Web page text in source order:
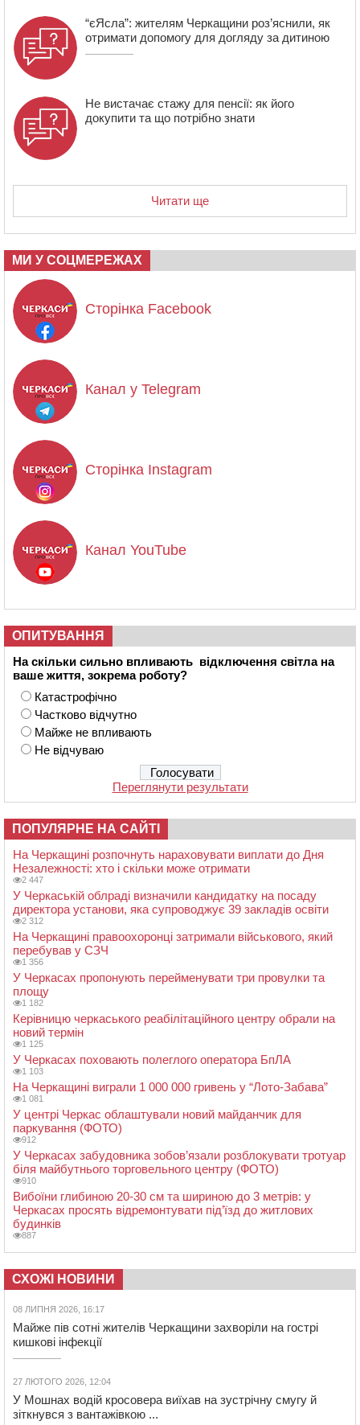
“єЯсла”: жителям Черкащини роз’яснили, як
отримати допомогу для догляду за дитиною
Не вистачає стажу для пенсії: як його
докупити та що потрібно знати
Читати ще
МИ У СОЦМЕРЕЖАХ
Сторінка Facebook
Канал у Telegram
Сторінка Instagram
Канал YouTube
ОПИТУВАННЯ
На скільки сильно впливають відключення світла на
ваше життя, зокрема роботу?
Катастрофічно
Частково відчутно
Майже не впливають
Не відчуваю
Переглянути результати
ПОПУЛЯРНЕ НА САЙТІ
На Черкащині розпочнуть нараховувати виплати до Дня
Незалежності: хто і скільки може отримати
2 447
У Черкаській облраді визначили кандидатку на посаду
директора установи, яка супроводжує 39 закладів освіти
2 312
На Черкащині правоохоронці затримали військового, який
перебував у СЗЧ
1 356
У Черкасах пропонують перейменувати три провулки та
площу
1 182
Керівницю черкаського реабілітаційного центру обрали на
новий термін
1 125
У Черкасах поховають полеглого оператора БпЛА
1 103
На Черкащині виграли 1 000 000 гривень у “Лото-Забава”
1 081
У центрі Черкас облаштували новий майданчик для
паркування (ФОТО)
912
У Черкасах забудовника зобов’язали розблокувати тротуар
біля майбутнього торговельного центру (ФОТО)
910
Вибоїни глибиною 20-30 см та шириною до 3 метрів: у
Черкасах просять відремонтувати під’їзд до житлових
будинків
887
СХОЖІ НОВИНИ
08 ЛИПНЯ 2026, 16:17
Майже пів сотні жителів Черкащини захворіли на гострі
кишкові інфекції
27 ЛЮТОГО 2026, 12:04
У Мошнах водій кросовера виїхав на зустрічну смугу й
зіткнувся з вантажівкою ...